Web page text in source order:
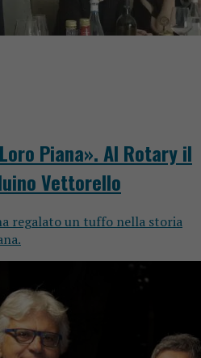
Piana». Al Rotary il
Vettorello
regalato un tuffo nella storia